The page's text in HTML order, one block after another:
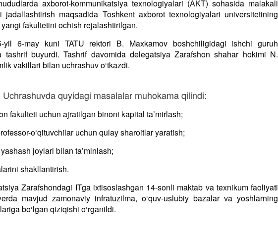
axborot-kommunikatsiya texnologiyalari (AKT) sohasida malakali
jadallashtirish maqsadida Toshkent axborot texnologiyalari universitetining
fakultetini ochish rejalashtirilgan.
yil 6-may kuni TATU rektori B. Maxkamov boshchiligidagi ishchi guruh
tashrif buyurdi. Tashrif davomida delegatsiya Zarafshon shahar hokimi N.
vakillari bilan uchrashuv o‘tkazdi.
Uchrashuvda quyidagi masalalar muhokama qilindi:
fakulteti uchun ajratilgan binoni kapital ta’mirlash;
o‘qituvchilar uchun qulay sharoitlar yaratish;
joylari bilan ta’minlash;
shakllantirish.
Zarafshondagi ITga ixtisoslashgan 14-sonli maktab va texnikum faoliyati
mavjud zamonaviy infratuzilma, o‘quv-uslubiy bazalar va yoshlarning
bo‘lgan qiziqishi o‘rganildi.